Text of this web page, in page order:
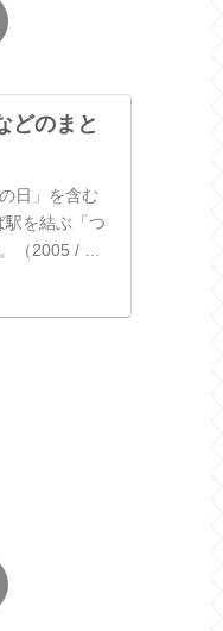
どのまと
日」を含む
駅を結ぶ「つ
（2005 / 平